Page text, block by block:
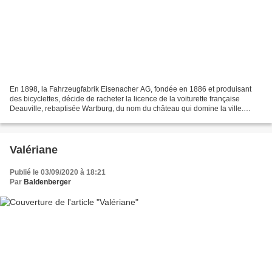
En 1898, la Fahrzeugfabrik Eisenacher AG, fondée en 1886 et produisant
des bicyclettes, décide de racheter la licence de la voiturette française
Deauville, rebaptisée Wartburg, du nom du château qui domine la ville.
Valériane
Publié le 03/09/2020 à 18:21
Par Baldenberger